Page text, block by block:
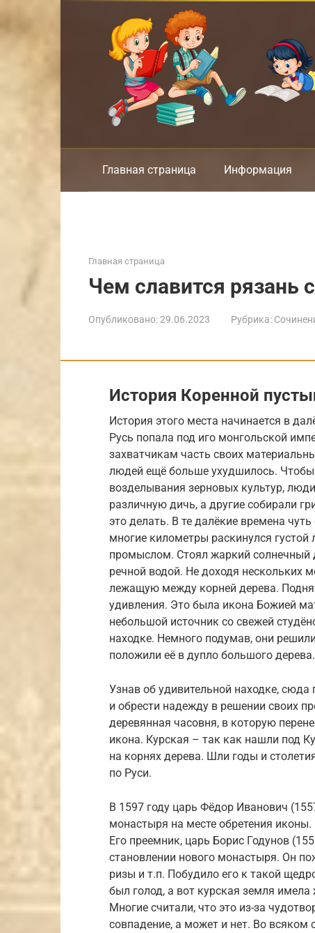
Главная страница Информация
Главная страница
Чем славится рязань
Опубликовано:29.06.2023 Рубрика:
История Коренной
История этого места начинается в
Русь попала под иго монгольской
захватчикам часть своих
людей ещё больше ухудшилось.
возделывания зерновых культур,
различную дичь, а другие собирали
это делать. В те далёкие времена
многие километры раскинулся
промыслом. Стоял жаркий солнечный
речной водой. Не доходя нескольких
лежащую между корней дерева.
удивления. Это была икона Божией
небольшой источник со свежей
находке. Немного подумав, они
положили её в дупло большого дерева.
Узнав об удивительной находке,
и обрести надежду в решении своих
деревянная часовня, в которую
икона. Курская – так как нашли под
на корнях дерева. Шли годы и
по Руси.
В 1597 году царь Фёдор Иванович
монастыря на месте обретения
Его преемник, царь Борис Годунов
становлении нового монастыря. Он
ризы и т.п. Побудило его к такой
был голод, а вот курская земля
Многие считали, что это из-за
совпадение, а может и нет. Во всяком